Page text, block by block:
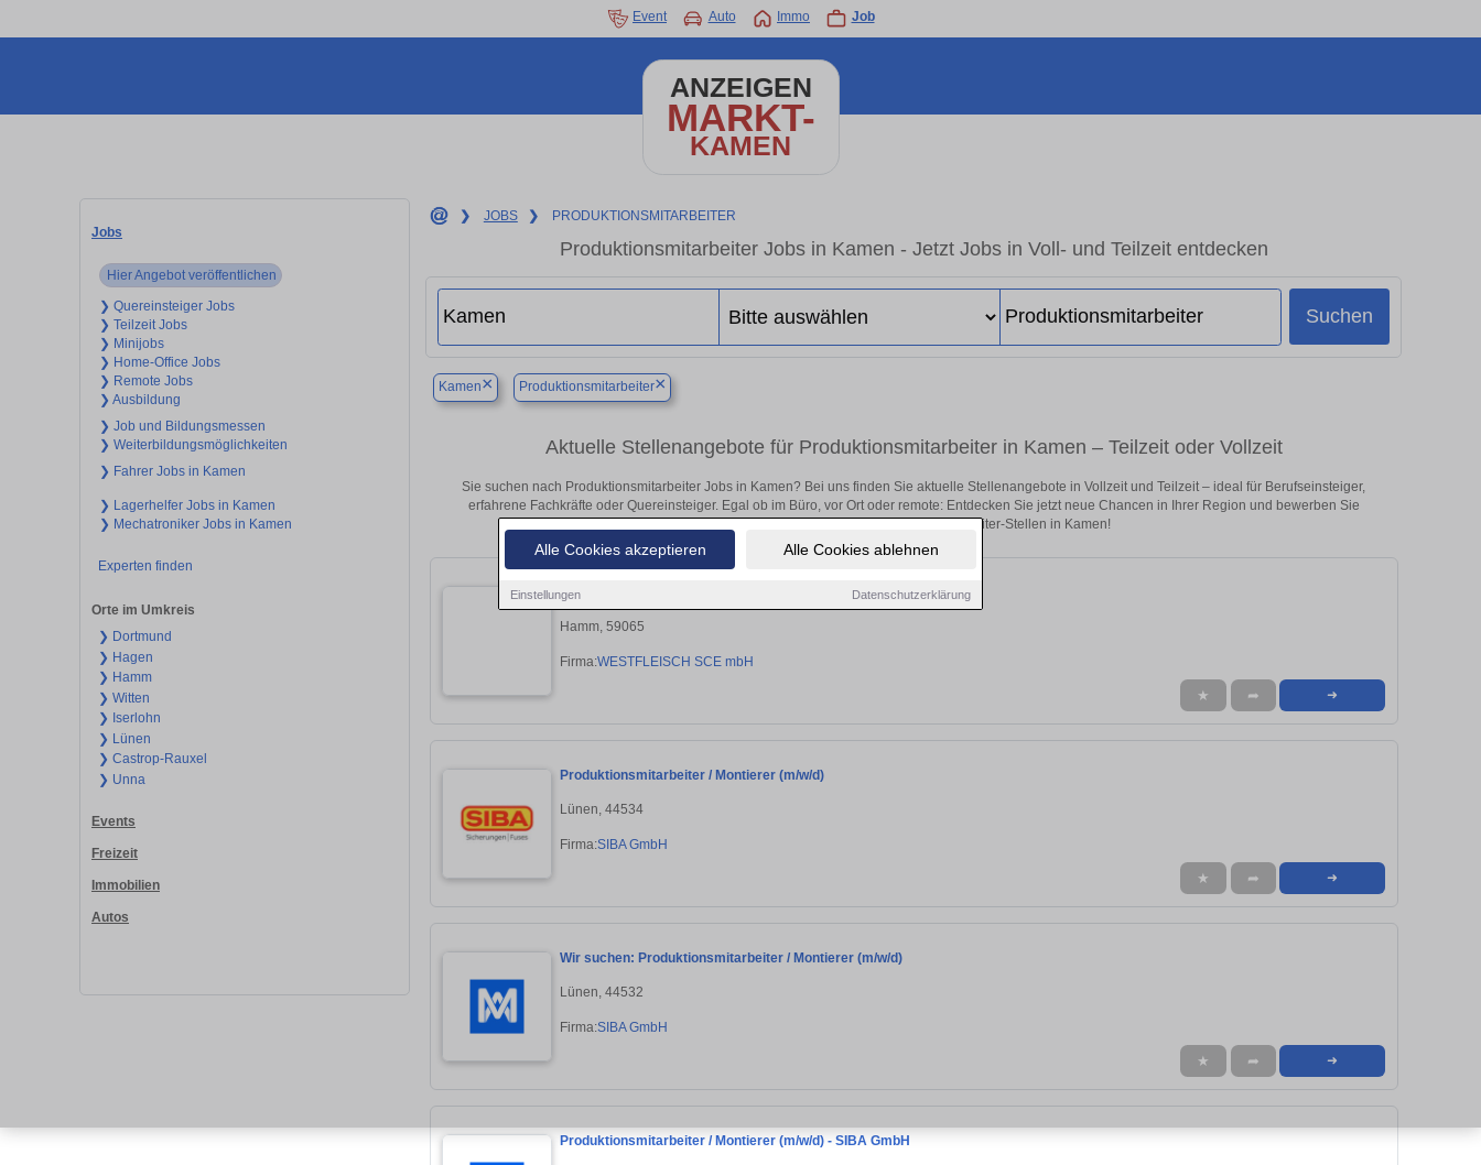
Alle Cookies akzeptieren Alle Cookies ablehnen
Einstellungen Datenschutzerklärung
Event Auto Immo Job
ANZEIGEN
MARKT-
KAMEN
Jobs
Hier Angebot veröffentlichen
❯ Quereinsteiger Jobs
❯ Teilzeit Jobs
❯ Minijobs
❯ Home-Office Jobs
❯ Remote Jobs
❯ Ausbildung
❯ Job und Bildungsmessen
❯ Weiterbildungsmöglichkeiten
❯ Fahrer Jobs in Kamen
❯ Lagerhelfer Jobs in Kamen
❯ Mechatroniker Jobs in Kamen
Experten finden
Orte im Umkreis
❯ Dortmund
❯ Hagen
❯ Hamm
❯ Witten
❯ Iserlohn
❯ Lünen
❯ Castrop-Rauxel
❯ Unna
Events
Freizeit
Immobilien
Autos
❯ JOBS ❯ PRODUKTIONSMITARBEITER
Produktionsmitarbeiter Jobs in Kamen - Jetzt Jobs in Voll- und Teilzeit entdecken
Suchen
Kamen× Produktionsmitarbeiter×
Aktuelle Stellenangebote für Produktionsmitarbeiter in Kamen – Teilzeit oder Vollzeit
Sie suchen nach Produktionsmitarbeiter Jobs in Kamen? Bei uns finden Sie aktuelle Stellenangebote in Vollzeit und Teilzeit – ideal für Berufseinsteiger,
erfahrene Fachkräfte oder Quereinsteiger. Egal ob im Büro, vor Ort oder remote: Entdecken Sie jetzt neue Chancen in Ihrer Region und bewerben Sie
sich direkt auf passende Produktionsmitarbeiter-Stellen in Kamen!
Produktionsmitarbeiter für die Schlachtung (m/w/d)
Hamm, 59065
Firma:WESTFLEISCH SCE mbH
★ ➦ ➜
Produktionsmitarbeiter / Montierer (m/w/d)
Lünen, 44534
Firma:SIBA GmbH
★ ➦ ➜
Wir suchen: Produktionsmitarbeiter / Montierer (m/w/d)
Lünen, 44532
Firma:SIBA GmbH
★ ➦ ➜
Produktionsmitarbeiter / Montierer (m/w/d) - SIBA GmbH